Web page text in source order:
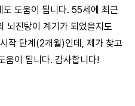
도움이 됩니다. 55세에 최근
뇌진탕이 계기가 되었을지도
작 단계(2개월)인데, 제가 찾고
움이 됩니다. 감사합니다!